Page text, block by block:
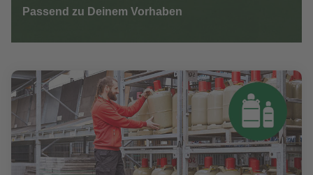
Passend zu Deinem Vorhaben